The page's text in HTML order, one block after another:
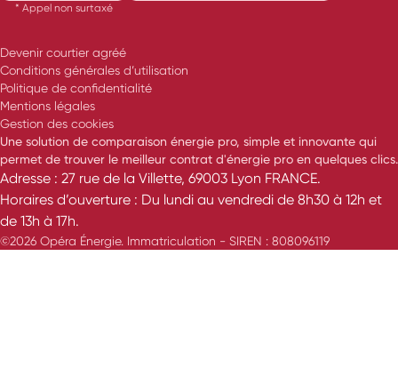
* Appel non surtaxé
Devenir courtier agréé
Conditions générales d’utilisation
Politique de confidentialité
Mentions légales
Gestion des cookies
Une solution de comparaison énergie pro, simple et innovante qui
permet de trouver le meilleur contrat d'énergie pro en quelques clics.
Adresse : 27 rue de la Villette, 69003 Lyon FRANCE.
Horaires d’ouverture : Du lundi au vendredi de 8h30 à 12h et
de 13h à 17h.
©2026 Opéra Énergie. Immatriculation - SIREN : 808096119